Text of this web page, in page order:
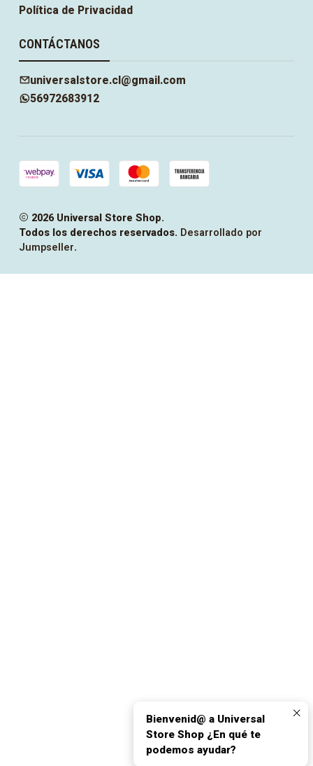
Política de Privacidad
CONTÁCTANOS
universalstore.cl@gmail.com
56972683912
2026 Universal Store Shop.
Todos los derechos reservados. Desarrollado por
Jumpseller.
Bienvenid@ a Universal
Store Shop ¿En qué te
podemos ayudar?